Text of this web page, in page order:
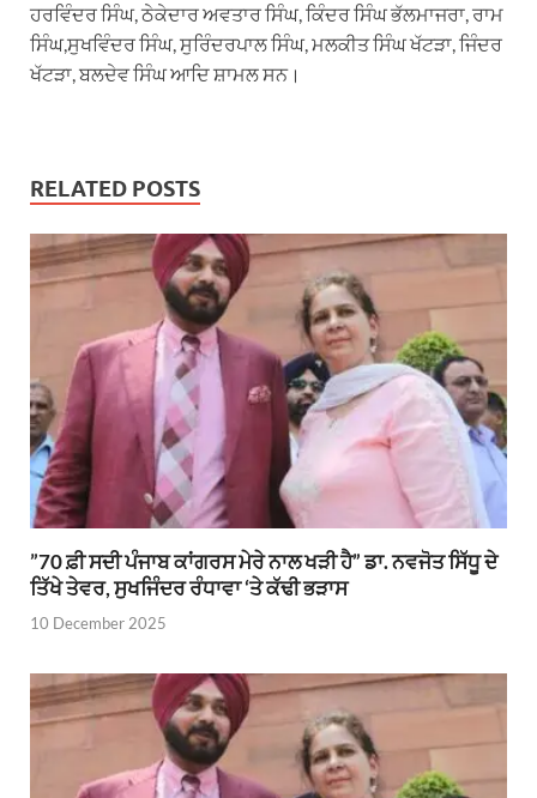
ਹਰਵਿੰਦਰ ਸਿੰਘ, ਠੇਕੇਦਾਰ ਅਵਤਾਰ ਸਿੰਘ, ਕਿੰਦਰ ਸਿੰਘ ਭੱਲਮਾਜਰਾ, ਰਾਮ
ਸਿੰਘ,ਸੁਖਵਿੰਦਰ ਸਿੰਘ, ਸੁਰਿੰਦਰਪਾਲ ਸਿੰਘ, ਮਲਕੀਤ ਸਿੰਘ ਖੱਟੜਾ, ਜਿੰਦਰ
ਖੱਟੜਾ, ਬਲਦੇਵ ਸਿੰਘ ਆਦਿ ਸ਼ਾਮਲ ਸਨ।
RELATED POSTS
”70 ਫ਼ੀ ਸਦੀ ਪੰਜਾਬ ਕਾਂਗਰਸ ਮੇਰੇ ਨਾਲ ਖੜੀ ਹੈ” ਡਾ. ਨਵਜੋਤ ਸਿੱਧੂ ਦੇ
ਤਿੱਖੇ ਤੇਵਰ, ਸੁਖਜਿੰਦਰ ਰੰਧਾਵਾ ‘ਤੇ ਕੱਢੀ ਭੜਾਸ
10 December 2025